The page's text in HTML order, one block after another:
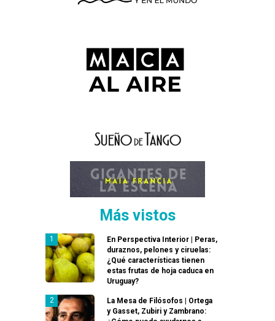
Más vistos
En Perspectiva Interior | Peras,
duraznos, pelones y ciruelas:
¿Qué características tienen
estas frutas de hoja caduca en
Uruguay?
La Mesa de Filósofos | Ortega
y Gasset, Zubiri y Zambrano: